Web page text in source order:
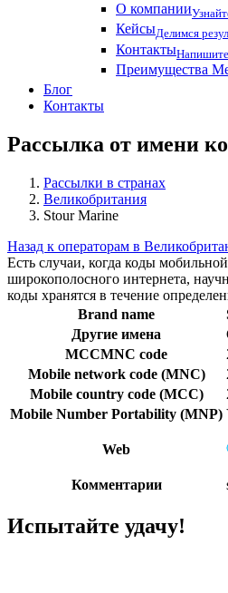
О компании
КейсыДелимся
Контакты
Преимущества
Блог
Контакты
Рассылка от имени
Рассылки в странах
Великобритания
Stour Marine
Назад к операторам в
Есть случаи, когда коды
широкополосного интернета,
коды хранятся в течение
Brand name
Другие имена
MCCMNC code
Mobile network code (MNC)
Mobile country code (MCC)
Mobile Number Portability (MNP)
Web
Комментарии
Испытайте удачу!